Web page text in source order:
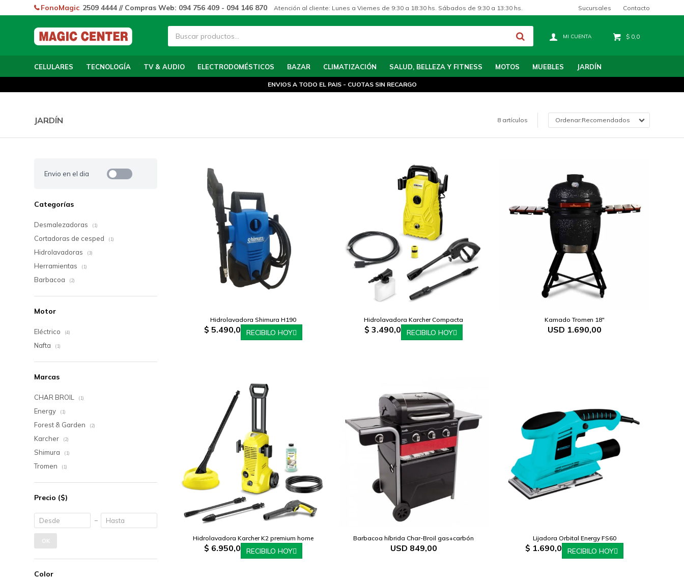
CELULARES TECNOLOGÍA TV & AUDIO ELECTRODOMÉSTICOS BAZAR CLIMATIZACIÓN SALUD, BELLEZA Y FITNESS MOTOS MUEBLES JARDÍN
$ 0,0
FonoMagic 2509 4444 // Compras Web: 094 756 409 - 094 146 870 Atención al cliente: Lunes a Viernes de 9:30 a 18:30 hs. Sábados de 9:30 a 13:30 hs. Sucursales Contacto
ENVIOS A TODO EL PAIS - CUOTAS SIN RECARGO
JARDÍN 8 artículos Recomendados
Hidrolavadora Shimura H190
$ 5.490,0 RECIBILO HOY
Hidrolavadora Karcher Compacta
$ 3.490,0 RECIBILO HOY
Kamado Tromen 18"
USD 1.690,00
Hidrolavadora Karcher K2 premium home
$ 6.950,0 RECIBILO HOY
Barbacoa híbrida Char-Broil gas+carbón
USD 849,00
Lijadora Orbital Energy FS60
$ 1.690,0 RECIBILO HOY
Envio en el dia
Categorías
Desmalezadoras (1)
Cortadoras de cesped (1)
Hidrolavadoras (3)
Herramientas (1)
Barbacoa (2)
Motor
Eléctrico (4)
Nafta (1)
Marcas
CHAR BROIL (1)
Energy (1)
Forest & Garden (2)
Karcher (2)
Shimura (1)
Tromen (1)
Precio ($)
OK
Color